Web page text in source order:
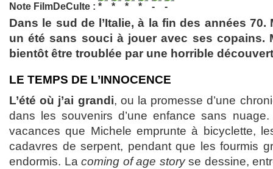
Note FilmDeCulte :
Dans le sud de l’Italie, à la fin des années 70.
un été sans souci à jouer avec ses copains.
bientôt être troublée par une horrible
LE TEMPS DE L’INNOCENCE
L’été où j’ai grandi, ou la promesse d’une
dans les souvenirs d’une enfance sans
vacances que Michele emprunte à bicyclette,
cadavres de serpent, pendant que les fourmis
endormis. Lacoming of age storyse dessine,